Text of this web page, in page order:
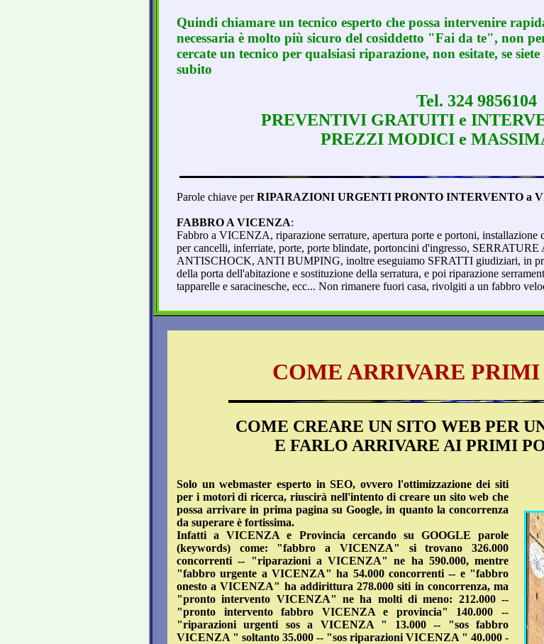
Quindi chiamare un tecnico esperto che possa intervenire
necessaria è molto più sicuro del cosiddetto "Fai da te", non
cercate un tecnico per qualsiasi riparazione, non esitate, se
subito
Tel. 324 9856104
PREVENTIVI GRATUITI e
PREZZI MODICI e
Parole chiave perRIPARAZIONI URGENTI PRONTO INTERVENTO a
FABBRO A VICENZA:
Fabbro a VICENZA, riparazione serrature, apertura porte e portoni, installazione
per cancelli, inferriate, porte, porte blindate, portoncini d'ingresso,
ANTISCHOCK, ANTI BUMPING, inoltre eseguiamo SFRATTI giudiziari, in
della porta dell'abitazione e sostituzione della serratura, e poi riparazione
tapparelle e saracinesche, ecc... Non rimanere fuori casa, rivolgiti a un fabbro
COME ARRIVARE PRIMI
COME CREARE UN SITO WEB PER
E FARLO ARRIVARE AI PRIMI
Solo un webmaster esperto in SEO, ovvero l'ottimizzazione dei siti
per i motori di ricerca, riuscirà nell'intento di creare un sito web che
possa arrivare in prima pagina su Google, in quanto la concorrenza
da superare è fortissima.
Infatti a VICENZA e Provincia cercando su GOOGLE parole
(keywords) come: "fabbro a VICENZA" si trovano 326.000
concorrenti -- "riparazioni a VICENZA" ne ha 590.000, mentre
"fabbro urgente a VICENZA" ha 54.000 concorrenti -- e "fabbro
onesto a VICENZA" ha addirittura 278.000 siti in concorrenza, ma
"pronto intervento VICENZA" ne ha molti di meno: 212.000 --
"pronto intervento fabbro VICENZA e provincia" 140.000 --
"riparazioni urgenti sos a VICENZA " 13.000 -- "sos fabbro
VICENZA " soltanto 35.000 -- "sos riparazioni VICENZA " 40.000 -